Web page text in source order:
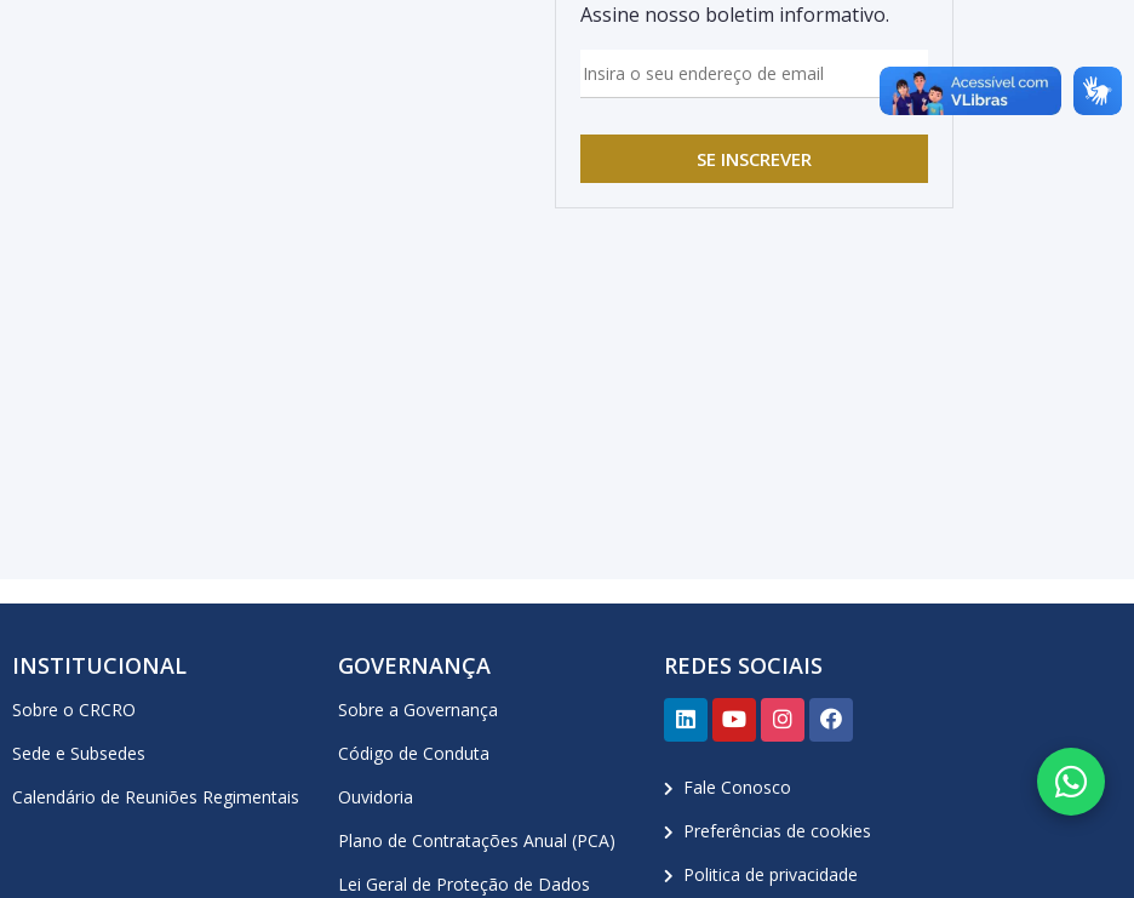
Assine nosso boletim informativo.
SE INSCREVER
INSTITUCIONAL
Sobre o CRCRO
Sede e Subsedes
Calendário de Reuniões Regimentais
GOVERNANÇA
Sobre a Governança
Código de Conduta
Ouvidoria
Plano de Contratações Anual (PCA)
Lei Geral de Proteção de Dados
REDES SOCIAIS
Fale Conosco
Preferências de cookies
Politica de privacidade